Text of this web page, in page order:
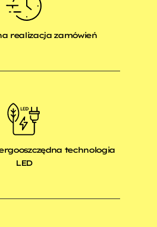
realizacja zamówień
technologia
LED